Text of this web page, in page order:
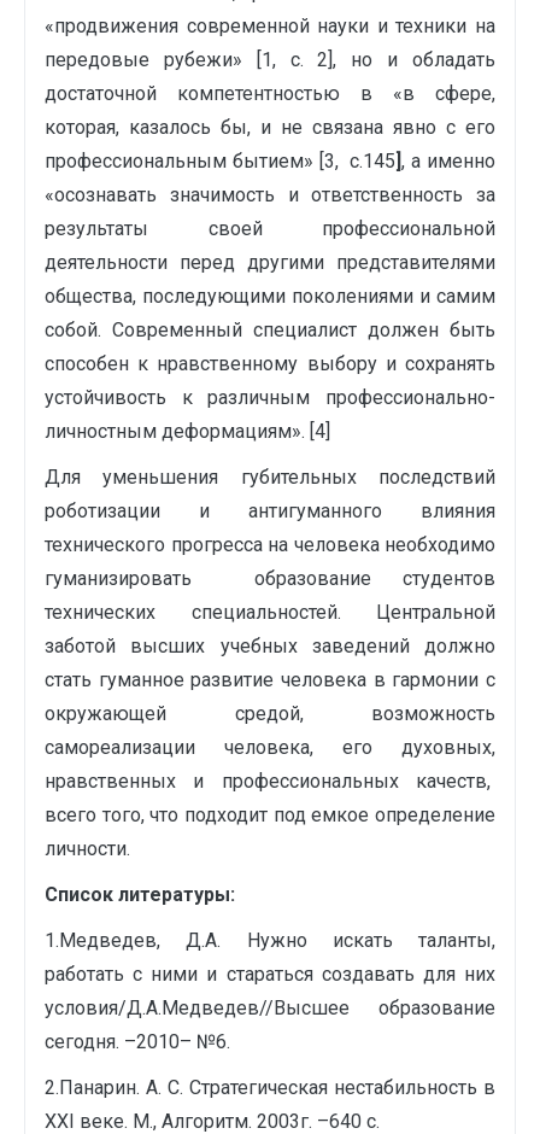
«продвижения современной науки и техники на
передовые рубежи» [1, c. 2], но и обладать
достаточной компетентностью в «в сфере,
которая, казалось бы, и не связана явно с его
профессиональным бытием» [3, с.145], а именно
«осознавать значимость и ответственность за
результаты своей профессиональной
деятельности перед другими представителями
общества, последующими поколениями и самим
собой. Современный специалист должен быть
способен к нравственному выбору и сохранять
устойчивость к различным профессионально-
личностным деформациям». [4]
Для уменьшения губительных последствий
роботизации и антигуманного влияния
технического прогресса на человека необходимо
гуманизировать образование студентов
технических специальностей. Центральной
заботой высших учебных заведений должно
стать гуманное развитие человека в гармонии с
окружающей средой, возможность
самореализации человека, его духовных,
нравственных и профессиональных качеств,
всего того, что подходит под емкое определение
личности.
Список литературы:
1.Медведев, Д.А. Нужно искать таланты,
работать с ними и стараться создавать для них
условия/Д.А.Медведев//Высшее образование
сегодня. –2010– №6.
2.Панарин. А. С. Стратегическая нестабильность в
ХХI веке. М., Алгоритм. 2003г. –640 с.